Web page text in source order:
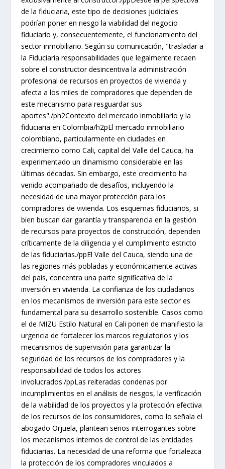
de la fiduciaria, este tipo de decisiones judiciales
podrían poner en riesgo la viabilidad del negocio
fiduciario y, consecuentemente, el funcionamiento del
sector inmobiliario. Según su comunicación, "trasladar a
la Fiduciaria responsabilidades que legalmente recaen
sobre el constructor desincentiva la administración
profesional de recursos en proyectos de vivienda y
afecta a los miles de compradores que dependen de
este mecanismo para resguardar sus
aportes"./ph2Contexto del mercado inmobiliario y la
fiduciaria en Colombia/h2pEl mercado inmobiliario
colombiano, particularmente en ciudades en
crecimiento como Cali, capital del Valle del Cauca, ha
experimentado un dinamismo considerable en las
últimas décadas. Sin embargo, este crecimiento ha
venido acompañado de desafíos, incluyendo la
necesidad de una mayor protección para los
compradores de vivienda. Los esquemas fiduciarios, si
bien buscan dar garantía y transparencia en la gestión
de recursos para proyectos de construcción, dependen
críticamente de la diligencia y el cumplimiento estricto
de las fiduciarias./ppEl Valle del Cauca, siendo una de
las regiones más pobladas y económicamente activas
del país, concentra una parte significativa de la
inversión en vivienda. La confianza de los ciudadanos
en los mecanismos de inversión para este sector es
fundamental para su desarrollo sostenible. Casos como
el de MIZU Estilo Natural en Cali ponen de manifiesto la
urgencia de fortalecer los marcos regulatorios y los
mecanismos de supervisión para garantizar la
seguridad de los recursos de los compradores y la
responsabilidad de todos los actores
involucrados./ppLas reiteradas condenas por
incumplimientos en el análisis de riesgos, la verificación
de la viabilidad de los proyectos y la protección efectiva
de los recursos de los consumidores, como lo señala el
abogado Orjuela, plantean serios interrogantes sobre
los mecanismos internos de control de las entidades
fiduciarias. La necesidad de una reforma que fortalezca
la protección de los compradores vinculados a